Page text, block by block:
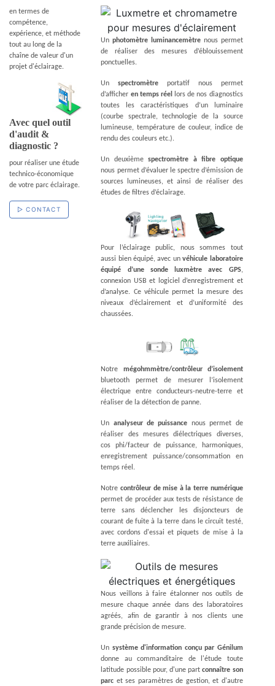
en termes de
compétence,
expérience, et méthode
tout au long de la
chaîne de valeur d'un
projet d'éclairage.
Avec quel outil
d'audit &
diagnostic ?
pour réaliser une étude
technico-économique
de votre parc éclairage.
▷ CONTACT
Unphotomètre luminancemètre nous permet
de réaliser des mesures d’éblouissement
ponctuelles.
Un spectromètre portatif nous permet
d’afficher en temps réel
lors de nos diagnostics
toutes les caractéristiques d’un luminaire
(courbe spectrale, technologie de la source
lumineuse, température de couleur, indice de
rendu des couleurs etc.).
Un deuxièmespectromètre à fibre optique
nous permet d’évaluer le spectre d’émission de
sources lumineuses, et ainsi de réaliser des
études de filtres d’éclairage.
Pour l’éclairage public, nous sommes tout
aussi bien équipé, avec unvéhicule laboratoire
équipé d’une sonde luxmètre avec GPS,
connexion USB et logiciel d’enregistrement et
d’analyse. Ce véhicule permet la mesure des
niveaux d’éclairement et d’uniformité des
chaussées.
Notre mégohmmètre/contrôleur d’isolement
bluetooth permet de mesurer l’isolement
électrique entre conducteurs-neutre-terre et
réaliser de la détection de panne.
Un analyseur de puissance nous permet de
réaliser des mesures diélectriques diverses,
cos phi/facteur de puissance, harmoniques,
enregistrement puissance/consommation en
temps réel.
Notre contrôleur de mise à la terre numérique
permet de procéder aux tests de résistance de
terre sans déclencher les disjoncteurs de
courant de fuite à la terre dans le circuit testé,
avec cordons d'essai et piquets de mise à la
terre auxiliaires.
Nous veillons à faire étalonner nos outils de
mesure chaque année dans des laboratoires
agréés, afin de garantir à nos clients une
grande précision de mesure.
Un système d'information conçu par Génilum
donne au commanditaire de l'étude toute
latitude possible pour, d'une partconnaître son
parc et ses paramètres de gestion, et d'autre